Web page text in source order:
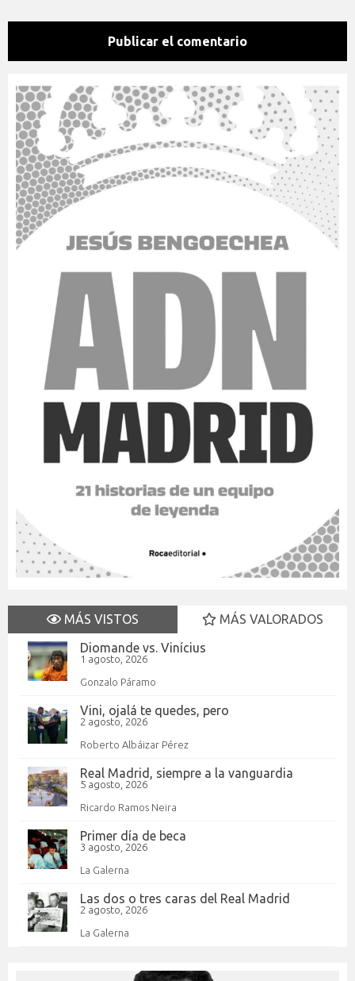
MÁS VISTOS
MÁS VALORADOS
Diomande vs. Vinícius
1 agosto, 2026
Gonzalo Páramo
Vini, ojalá te quedes, pero
2 agosto, 2026
Roberto Albáizar Pérez
Real Madrid, siempre a la vanguardia
5 agosto, 2026
Ricardo Ramos Neira
Primer día de beca
3 agosto, 2026
La Galerna
Las dos o tres caras del Real Madrid
2 agosto, 2026
La Galerna